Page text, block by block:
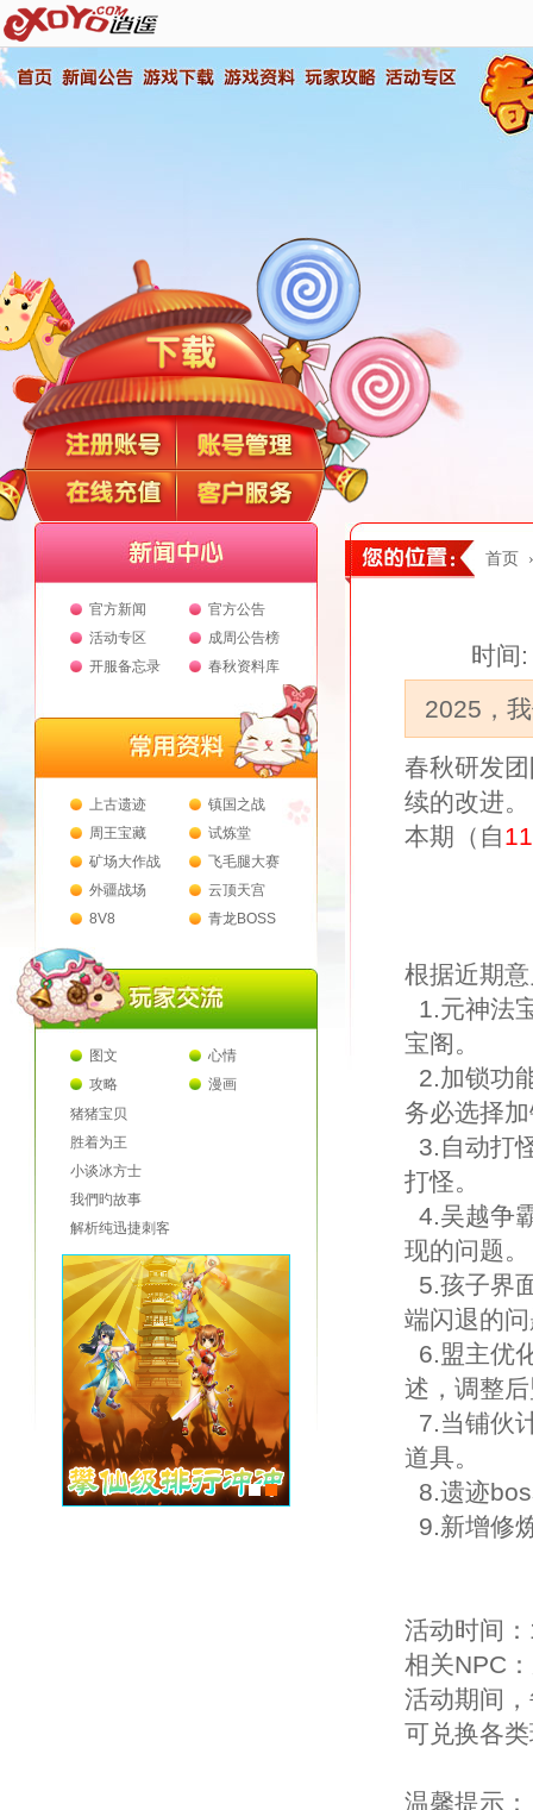
官方新闻
官方公告
活动专区
成周公告榜
开服备忘录
春秋资料库
上古遗迹
镇国之战
周王宝藏
试炼堂
矿场大作战
飞毛腿大赛
外疆战场
云顶天宫
8V8
青龙BOSS
图文
心情
攻略
漫画
猪猪宝贝
胜着为王
小谈冰方士
我們旳故事
解析纯迅捷刺客
首页
时间
2025，
春秋研发
续的改进。
本期（自
根据近期
1.元神法
宝阁。
2.加锁功
务必选择
3.自动打
打怪。
4.吴越争
现的问题。
5.孩子界
端闪退的
6.盟主优
述，调整
7.当铺伙
道具。
8.遗迹
9.新增修
活动时间
相关NPC
活动期间
可兑换各
温馨提示：